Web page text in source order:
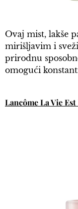
Ovaj mist, lakše
mirišljavim i
prirodnu
omogući
Lancôme La Vie